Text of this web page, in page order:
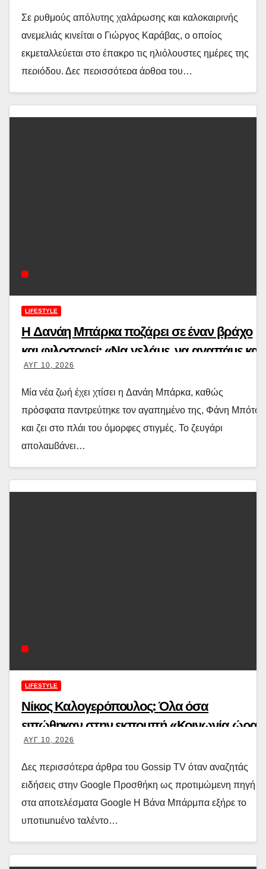
Σε ρυθμούς απόλυτης χαλάρωσης και καλοκαιρινής
ανεμελιάς κινείται ο Γιώργος Καράβας, ο οποίος
εκμεταλλεύεται στο έπακρο τις ηλιόλουστες ημέρες της
περιόδου. Δες περισσότερα άρθρα του…
LIFESTYLE
Η Δανάη Μπάρκα ποζάρει σε έναν βράχο
και φιλοσοφεί: «Να γελάμε, να αγαπάμε και
να βάζουμε όρια»
ΑΥΓ 10, 2026
Μία νέα ζωή έχει χτίσει η Δανάη Μπάρκα, καθώς
πρόσφατα παντρεύτηκε τον αγαπημένο της, Φάνη Μπότση
και ζει στο πλάι του όμορφες στιγμές. Το ζευγάρι
απολαμβάνει…
LIFESTYLE
Νίκος Καλογερόπουλος: Όλα όσα
ειπώθηκαν στην εκπομπή «Κοινωνία ώρα
Mega» για τη μεγάλη απώλειά του.
ΑΥΓ 10, 2026
Δες περισσότερα άρθρα του Gossip TV όταν αναζητάς
ειδήσεις στην Google Προσθήκη ως προτιμώμενη πηγή
στα αποτελέσματα Google Η Βάνα Μπάρμπα εξήρε το
υποτιμημένο ταλέντο…